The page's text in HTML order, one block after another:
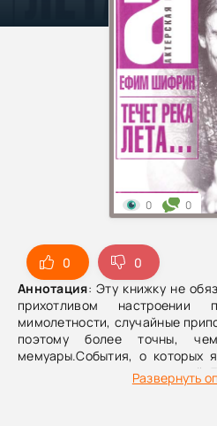
0
0
Аннотация: Эту книжку не
прихотливом
мимолетности, случайные
поэтому более точны,
мемуары.События, о которых
против течения своенравной
датами сделанных записей.
Развернуть
0 0